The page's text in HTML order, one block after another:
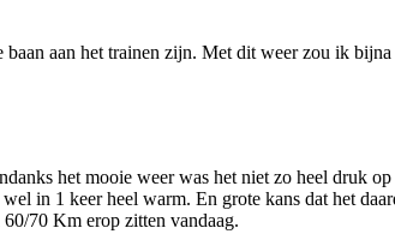
aan het trainen zijn. Met dit weer zou ik
het mooie weer was het niet zo heel druk
in 1 keer heel warm. En grote kans dat het
70 Km erop zitten vandaag.